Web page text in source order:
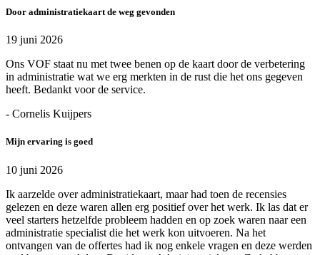
Door administratiekaart de weg gevonden
19 juni 2026
Ons VOF staat nu met twee benen op de kaart door de verbetering
in administratie wat we erg merkten in de rust die het ons gegeven
heeft. Bedankt voor de service.
- Cornelis Kuijpers
Mijn ervaring is goed
10 juni 2026
Ik aarzelde over administratiekaart, maar had toen de recensies
gelezen en deze waren allen erg positief over het werk. Ik las dat er
veel starters hetzelfde probleem hadden en op zoek waren naar een
administratie specialist die het werk kon uitvoeren. Na het
ontvangen van de offertes had ik nog enkele vragen en deze werden